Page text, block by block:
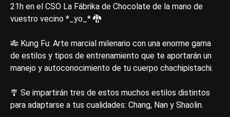
21h en el CSO La Fábrika de Chocolate de la mano de
vuestro vecino *_yo_* 🐉
🎋 Kung Fu: Arte marcial milenario con una enorme gama
de estilos y tipos de entrenamiento que te aportarán un
manejo y autoconocimiento de tu cuerpo chachipistachi.
🎐 Se impartirán tres de estos muchos estilos distintos
para adaptarse a tus cualidades: Chang, Nan y Shaolin.